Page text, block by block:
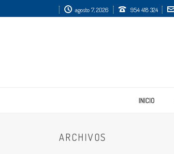
agosto 7, 2026 954 418 324
INICIO
ARCHIVOS